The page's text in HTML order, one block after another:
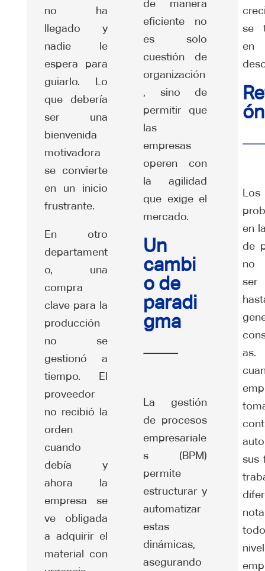
no ha
llegado y
nadie le
espera para
guiarlo. Lo
que debería
ser una
bienvenida
motivadora
se convierte
en un inicio
frustrante.
En otro
departament
o, una
compra
clave para la
producción
no se
gestionó a
tiempo. El
proveedor
no recibió la
orden
cuando
debía y
ahora la
empresa se
ve obligada
a adquirir el
material con
de manera
eficiente no
es solo
cuestión de
organización
, sino de
permitir que
las
empresas
operen con
la agilidad
que exige el
mercado.
Un
cambi
o de
paradi
gma
La gestión
de procesos
empresariale
s (BPM)
permite
estructurar y
automatizar
estas
dinámicas,
asegurando
se
Los
en
de
no
ser
sus